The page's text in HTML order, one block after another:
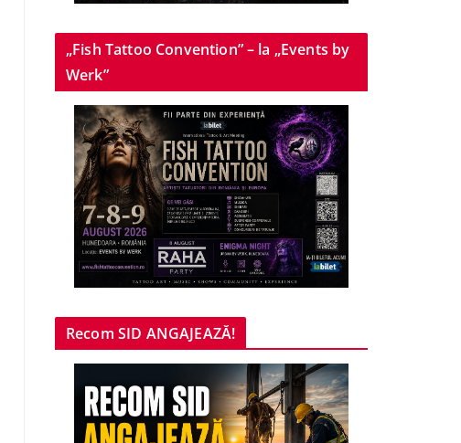
„Fish Tattoo Convention” – la „Events by
Werk”
Recom SID ANGAJEAZĂ!